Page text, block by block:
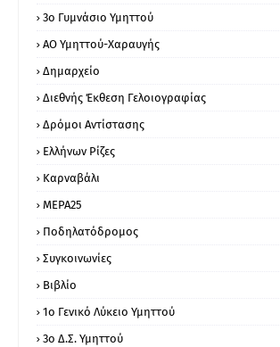
3ο Γυμνάσιο Υμηττού
ΑΟ Υμηττού-Χαραυγής
Δημαρχείο
Διεθνής Έκθεση Γελοιογραφίας
Δρόμοι Αντίστασης
Ελλήνων Ρίζες
Καρναβάλι
ΜΕΡΑ25
Ποδηλατόδρομος
Συγκοινωνίες
Βιβλίο
1ο Γενικό Λύκειο Υμηττού
3ο Δ.Σ. Υμηττού